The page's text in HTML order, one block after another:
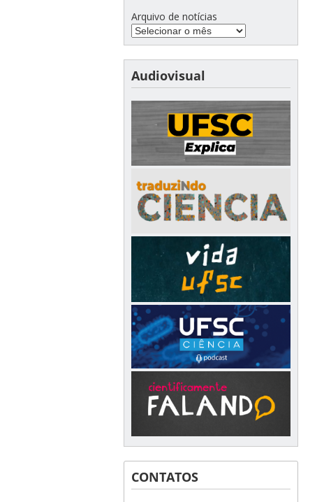
Arquivo de notícias
Audiovisual
CONTATOS